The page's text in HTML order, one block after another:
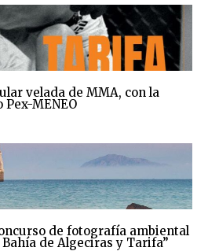
velada de MMA, con la
MENEO
de fotografía ambiental
de Algeciras y Tarifa”